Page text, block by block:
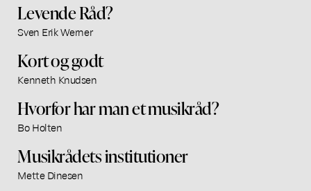
Levende Råd?
Sven Erik Werner
Kort og godt
Kenneth Knudsen
Hvorfor har man et musikråd?
Bo Holten
Musikrådets institutioner
Mette Dinesen